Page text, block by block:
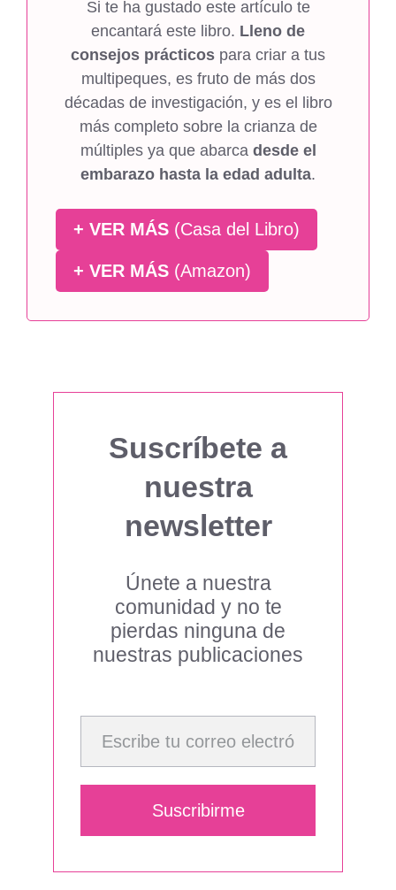
Si te ha gustado este artículo te
encantará este libro. Lleno de
consejos prácticos para criar a tus
multipeques, es fruto de más dos
décadas de investigación, y es el libro
más completo sobre la crianza de
múltiples ya que abarca desde el
embarazo hasta la edad adulta.
+ VER MÁS (Casa del Libro)
+ VER MÁS (Amazon)
Suscríbete a
nuestra
newsletter
Únete a nuestra
comunidad y no te
pierdas ninguna de
nuestras publicaciones
Escribe tu correo electrónico…
Suscribirme